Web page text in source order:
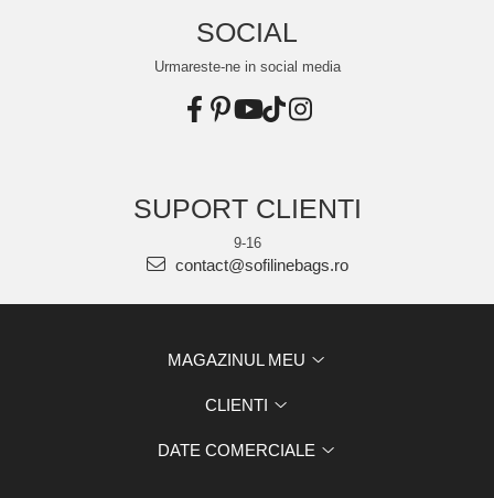
SOCIAL
Urmareste-ne in social media
SUPORT CLIENTI
9-16
contact@sofilinebags.ro
MAGAZINUL MEU
CLIENTI
DATE COMERCIALE